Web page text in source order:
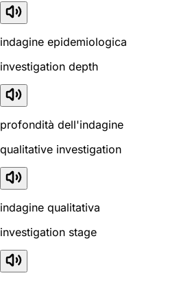
indagine epidemiologica
investigation depth
profondità dell'indagine
qualitative investigation
indagine qualitativa
investigation stage